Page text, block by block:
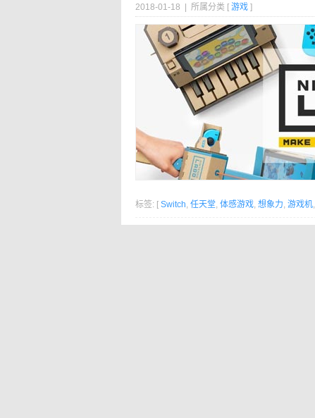
2018-01-18 | 所属分类 [ 游戏 ]
标签: [ Switch, 任天堂, 体感游戏, 想象力, 游戏机,